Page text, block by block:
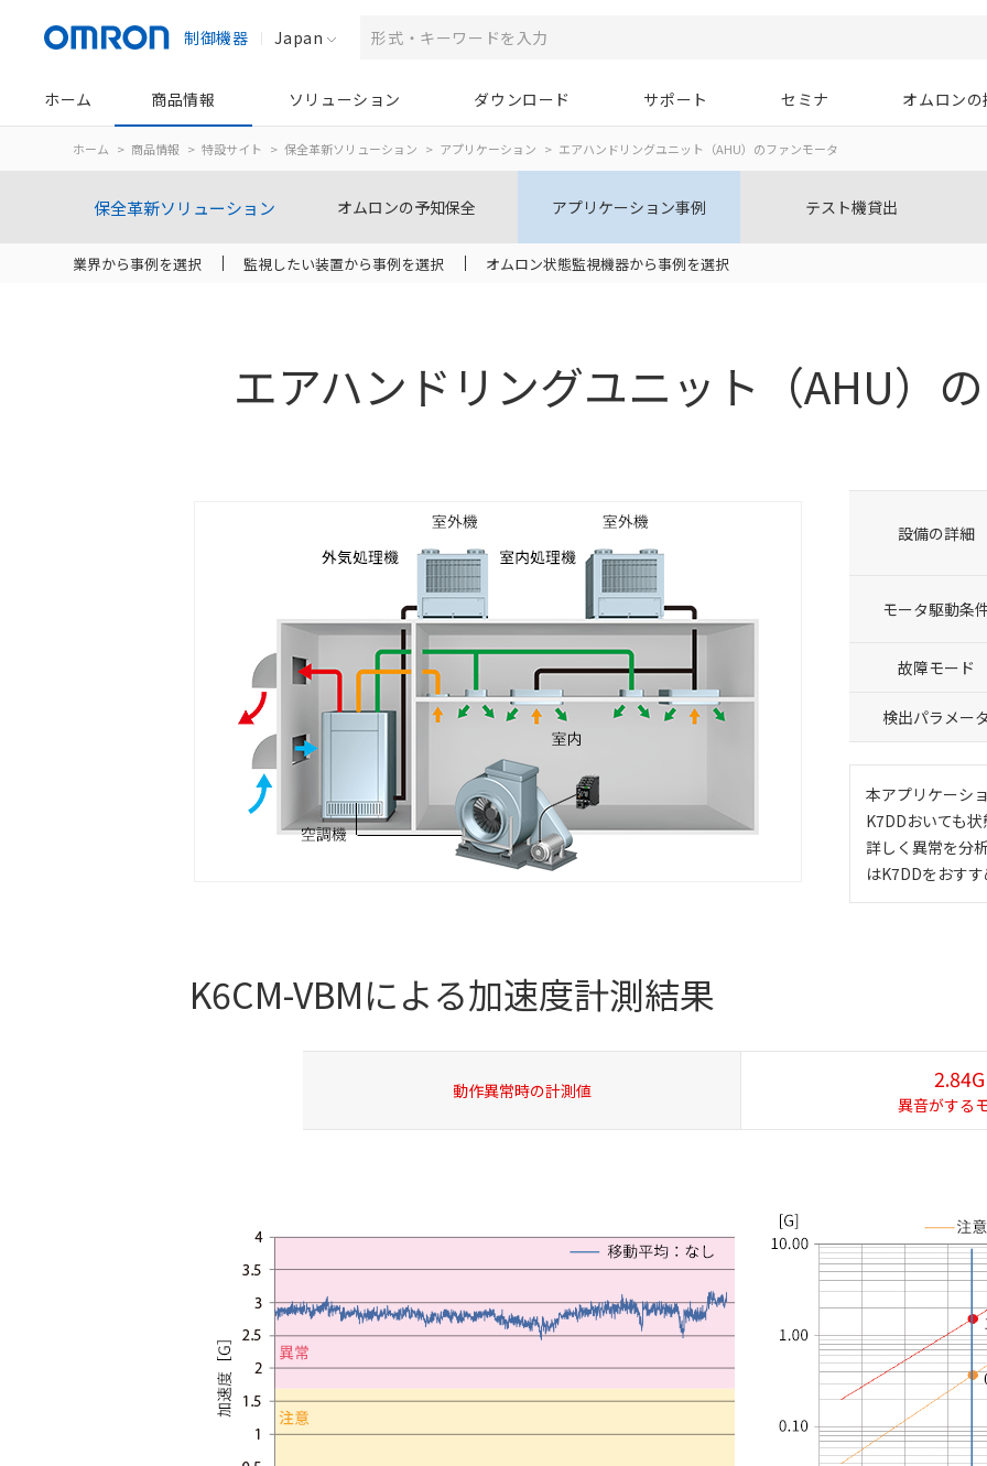
制御機器 Japan
ホーム 商品情報 ソリューション ダウンロード サポート セミナ オムロン
ホーム 商品情報 特設サイト 保全革新ソリューション アプリケーション エアハンドリングユニット（AHU）のファンモータ
保全革新ソリューション オムロンの予知保全 アプリケーション事例 テスト機貸出
業界から事例を選択 監視したい装置から事例を選択 オムロン状態監視機器から事例を選択
エアハンドリングユニット（AHU）の
設備の詳細
モータ駆動条
故障モード
検出パラメー
本アプリケーシ
K7DDおいても
詳しく異常を分
はK7DDをおす
K6CM-VBMによる加速度計測結果
動作異常時の計測値 2.84G
異音がする